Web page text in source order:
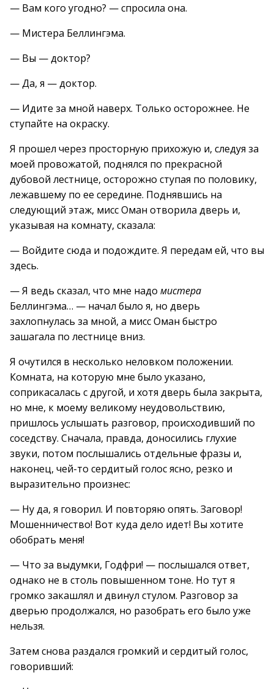
— Вам кого угодно? — спросила она.
— Мистера Беллингэма.
— Вы — доктор?
— Да, я — доктор.
— Идите за мной наверх. Только осторожнее. Не
ступайте на окраску.
Я прошел через просторную прихожую и, следуя за
моей провожатой, поднялся по прекрасной
дубовой лестнице, осторожно ступая по половику,
лежавшему по ее середине. Поднявшись на
следующий этаж, мисс Оман отворила дверь и,
указывая на комнату, сказала:
— Войдите сюда и подождите. Я передам ей, что вы
здесь.
— Я ведь сказал, что мне надо мистера
Беллингэма… — начал было я, но дверь
захлопнулась за мной, а мисс Оман быстро
зашагала по лестнице вниз.
Я очутился в несколько неловком положении.
Комната, на которую мне было указано,
соприкасалась с другой, и хотя дверь была закрыта,
но мне, к моему великому неудовольствию,
пришлось услышать разговор, происходивший по
соседству. Сначала, правда, доносились глухие
звуки, потом послышались отдельные фразы и,
наконец, чей-то сердитый голос ясно, резко и
выразительно произнес:
— Ну да, я говорил. И повторяю опять. Заговор!
Мошенничество! Вот куда дело идет! Вы хотите
обобрать меня!
— Что за выдумки, Годфри! — послышался ответ,
однако не в столь повышенном тоне. Но тут я
громко закашлял и двинул стулом. Разговор за
дверью продолжался, но разобрать его было уже
нельзя.
Затем снова раздался громкий и сердитый голос,
говоривший: